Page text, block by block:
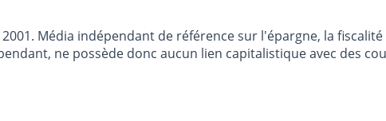
Média indépendant de référence sur l'épargne, la
ne possède donc aucun lien capitalistique avec des